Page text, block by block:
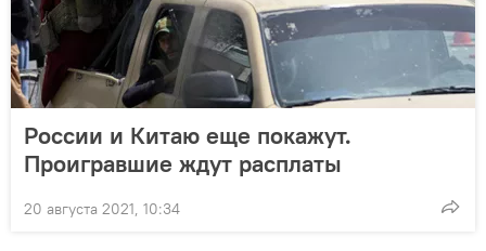
России и Китаю еще покажут.
Проигравшие ждут расплаты
20 августа 2021, 10:34